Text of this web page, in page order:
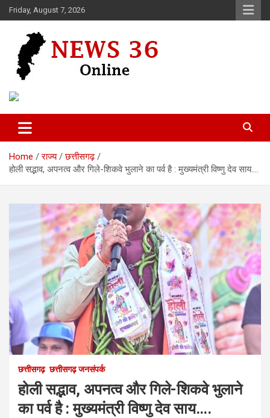
Skip
to
Friday, August 7, 2026
News 36
Home राज्य
छत्तीसगढ़
होली सद्भाव, अपनत्व और गिले-शिकवे भुलाने का पर्व है : मुख्यमंत्री विष्णु देव साय….
छत्तीसगढ़ छत्तीसगढ़ जनसंपर्क
होली सद्भाव, अपनत्व और गिले-शिकवे भुलाने
का पर्व है : मुख्यमंत्री विष्णु देव साय….